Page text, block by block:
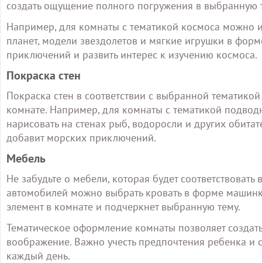
создать ощущение полного погружения в выбранную
Например, для комнаты с тематикой космоса можно
планет, модели звездолетов и мягкие игрушки в
приключений и развить интерес к изучению космоса.
Покраска стен
Покраска стен в соответствии с выбранной
комнате. Например, для комнаты с тематикой
нарисовать на стенах рыб, водоросли и других
добавит морских приключений.
Мебель
Не забудьте о мебели, которая будет
автомобилей можно выбрать кровать в форме
элемент в комнате и подчеркнет выбранную тему.
Тематическое оформление комнаты позволяет
воображение. Важно учесть предпочтения ребенка и
каждый день.